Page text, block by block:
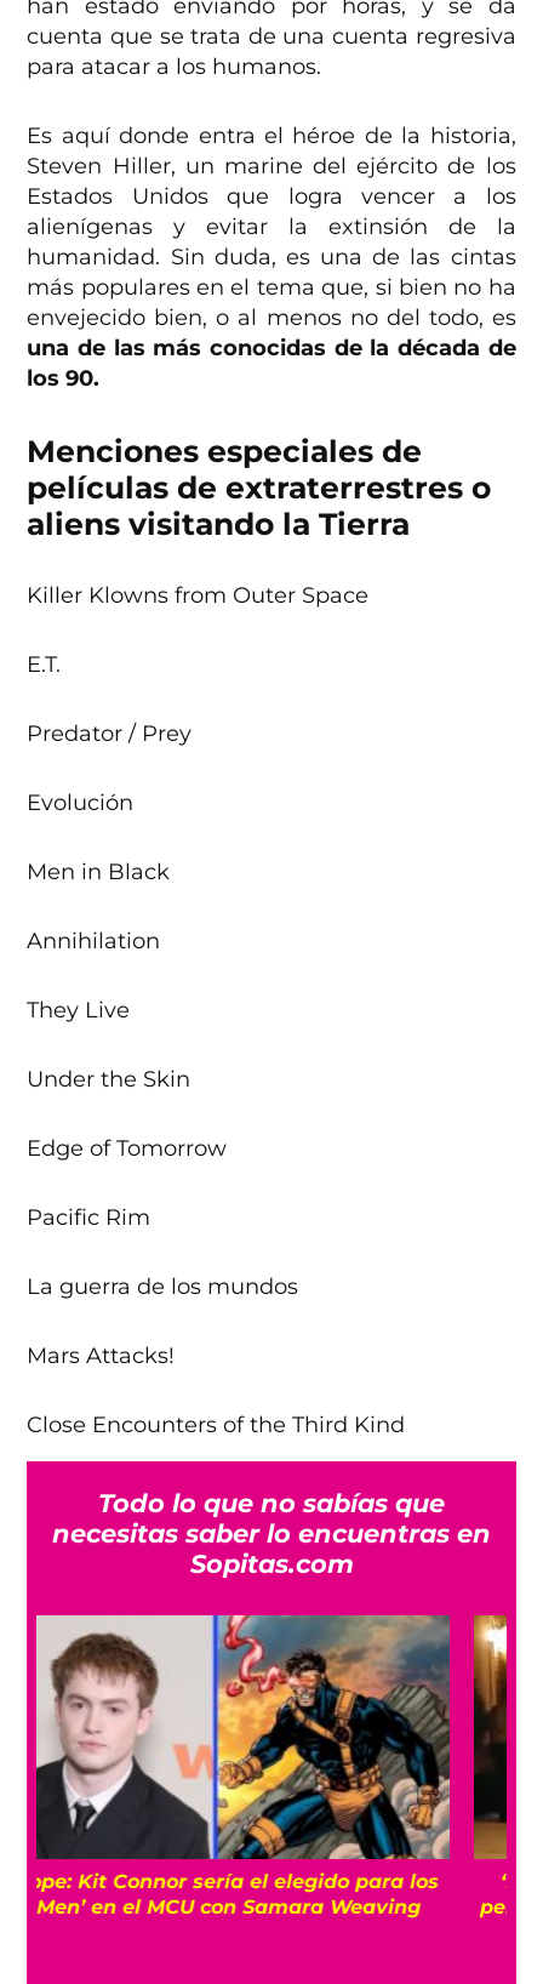
han estado enviando por horas, y se da
cuenta que se trata de una cuenta regresiva
para atacar a los humanos.
Es aquí donde entra el héroe de la historia,
Steven Hiller, un marine del ejército de los
Estados Unidos que logra vencer a los
alienígenas y evitar la extinsión de la
humanidad. Sin duda, es una de las cintas
más populares en el tema que, si bien no ha
envejecido bien, o al menos no del todo, es
una de las más conocidas de la década de
los 90.
Menciones especiales de
películas de extraterrestres o
aliens visitando la Tierra
Killer Klowns from Outer Space
E.T.
Predator / Prey
Evolución
Men in Black
Annihilation
They Live
Under the Skin
Edge of Tomorrow
Pacific Rim
La guerra de los mundos
Mars Attacks!
Close Encounters of the Third Kind
Todo lo que no sabías que
necesitas saber lo encuentras en
Sopitas.com
‘Primetime’: La historia real detrás de la
película de Robert Pattinson sobre ‘To Catch